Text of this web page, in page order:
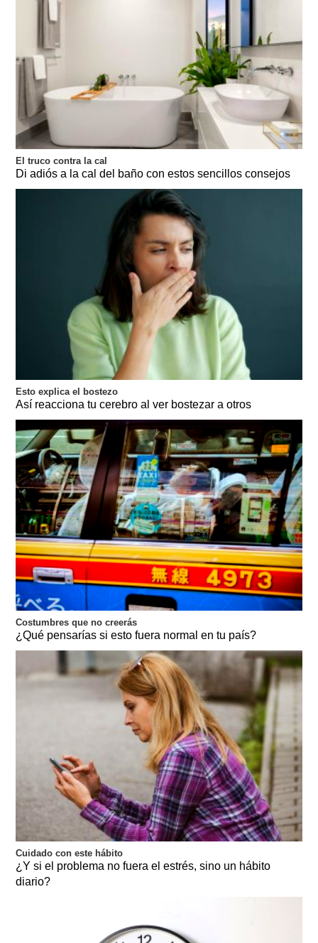
El truco contra la cal
Di adiós a la cal del baño con estos sencillos consejos
Esto explica el bostezo
Así reacciona tu cerebro al ver bostezar a otros
Costumbres que no creerás
¿Qué pensarías si esto fuera normal en tu país?
Cuidado con este hábito
¿Y si el problema no fuera el estrés, sino un hábito
diario?